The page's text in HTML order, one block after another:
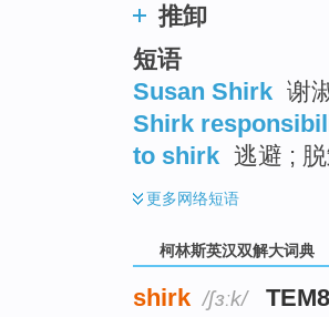
推卸
短语
Susan Shirk 谢
Shirk
to shirk 逃避 ;
更多网络短语
柯林斯英汉双解大词典
shirk /ʃɜːk/ TEM8